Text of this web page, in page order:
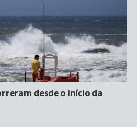
desde o início da